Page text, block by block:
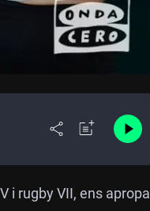
i rugby VII, ens apropa